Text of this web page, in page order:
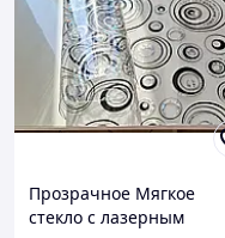
Прозрачное Мягкое
стекло с лазерным